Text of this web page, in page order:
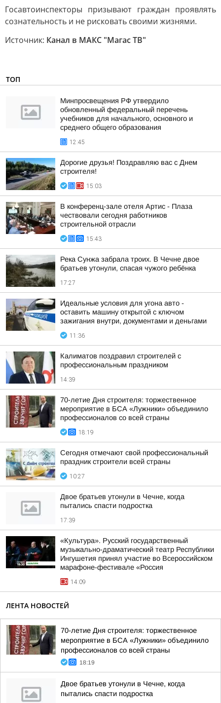
Госавтоинспекторы призывают граждан проявлять
сознательность и не рисковать своими жизнями.
Источник: Канал в МАКС "Магас ТВ"
ТОП
Минпросвещения РФ утвердило
обновленный федеральный перечень
учебников для начального, основного и
среднего общего образования
12:45
Дорогие друзья! Поздравляю вас с Днем
строителя!
15:03
В конференц-зале отеля Артис - Плаза
чествовали сегодня работников
строительной отрасли
15:43
Река Сунжа забрала троих. В Чечне двое
братьев утонули, спасая чужого ребёнка
17:27
Идеальные условия для угона авто -
оставить машину открытой с ключом
зажигания внутри, документами и деньгами
11:36
Калиматов поздравил строителей с
профессиональным праздником
14:39
70-летие Дня строителя: торжественное
мероприятие в БСА «Лужники» объединило
профессионалов со всей страны
18:19
Сегодня отмечают свой профессиональный
праздник строители всей страны
10:27
Двое братьев утонули в Чечне, когда
пытались спасти подростка
17:39
«Культура». Русский государственный
музыкально-драматический театр Республики
Ингушетия принял участие во Всероссийском
марафоне-фестивале «Россия
14:09
ЛЕНТА НОВОСТЕЙ
70-летие Дня строителя: торжественное
мероприятие в БСА «Лужники» объединило
профессионалов со всей страны
18:19
Двое братьев утонули в Чечне, когда
пытались спасти подростка